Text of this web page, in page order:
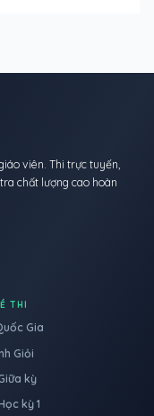
viên. Thi trực tuyến,
chất lượng cao hoàn
THI
Gia
Giỏi
kỳ
kỳ 1